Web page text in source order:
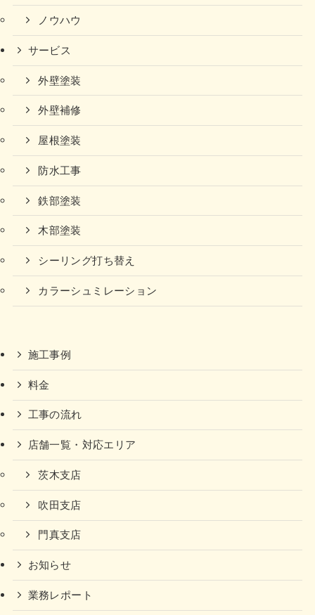
ノウハウ
サービス
外壁塗装
外壁補修
屋根塗装
防水工事
鉄部塗装
木部塗装
シーリング打ち替え
カラーシュミレーション
施工事例
料金
工事の流れ
店舗一覧・対応エリア
茨木支店
吹田支店
門真支店
お知らせ
業務レポート